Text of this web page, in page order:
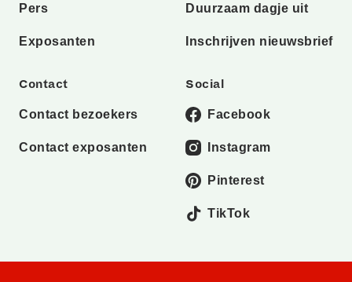
Pers
Exposanten
Duurzaam dagje uit
Inschrijven nieuwsbrief
Contact
Contact bezoekers
Contact exposanten
Social
Facebook
Instagram
Pinterest
TikTok